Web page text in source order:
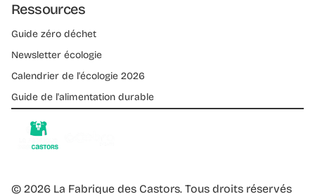
Ressources
Guide zéro déchet
Newsletter écologie
Calendrier de l'écologie 2026
Guide de l'alimentation durable
© 2026 La Fabrique des Castors. Tous droits réservés